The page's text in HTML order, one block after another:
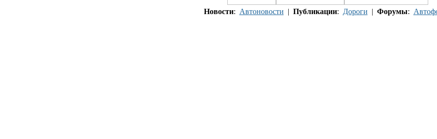
Новости: Автоновости | Публикации: Дороги | Форумы: